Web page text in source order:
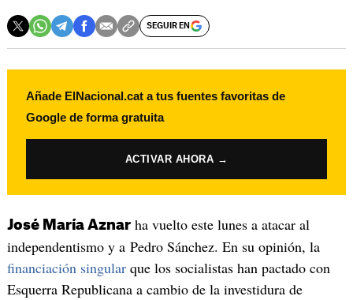
SEGUIR EN
Añade ElNacional.cat a tus fuentes favoritas de
Google de forma gratuita
ACTIVAR AHORA →
José María Aznarha vuelto este lunes a atacar al
independentismo y a Pedro Sánchez. En su opinión, la
financiación singularque los socialistas han pactado con
Esquerra Republicana a cambio de la investidura de